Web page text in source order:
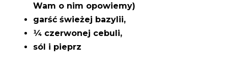
Wam o nim opowiemy)
garść świeżej bazylii,
¼ czerwonej cebuli,
sól i pieprz